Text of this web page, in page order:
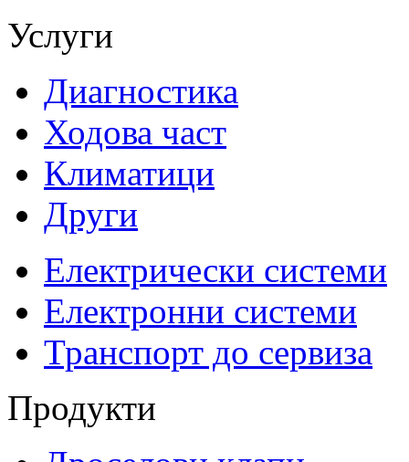
Услуги
Диагностика
Ходова част
Климатици
Други
Електрически системи
Електронни системи
Транспорт до сервиза
Продукти